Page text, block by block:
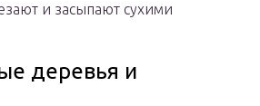
и засыпают сухими
деревья и